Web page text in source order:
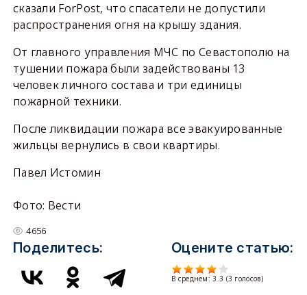
сказали ForPost, что спасатели не допустили
распространения огня на крышу здания.
От главного управления МЧС по Севастополю на
тушении пожара были задействованы 13
человек личного состава и три единицы
пожарной техники.
После ликвидации пожара все эвакуированные
жильцы вернулись в свои квартиры.
Павел Истомин
Фото: Вести
4656
Поделитесь: Оцените статью:
В среднем:3.3 (3 голосов)